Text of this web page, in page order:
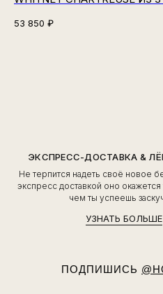
53 850 ₽
ЭКСПРЕСС-ДОСТАВКА &
Не терпится надеть своё новое
экспресс доставкой оно
чем ты успеешь
УЗНАТЬ БОЛЬШЕ
ПОДПИШИСЬ